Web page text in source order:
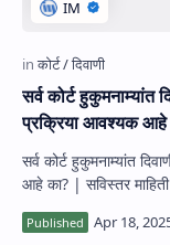
सर्व कोर्ट
प्रक्रिया आवश्यक आहे
सर्व कोर्ट हुकुमनाम्यांत